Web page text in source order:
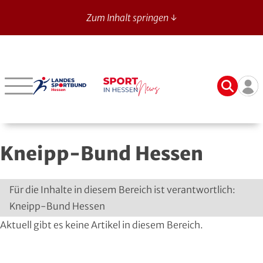
Zum Inhalt springen ↓
Sport in Hessen - News
Suche
Kneipp-Bund Hessen
Für die Inhalte in diesem Bereich ist verantwortlich:
Kneipp-Bund Hessen
Aktuell gibt es keine Artikel in diesem Bereich.
Bergstraße
Darmstadt-Dieburg
Frankfurt
Fulda-Hünfeld
Gießen
Verbände mit bes. Aufgaben
Aikido
American Football
Athletik
Badminton
Betriebssport-Verband
CVJM-Westbund
DJK
DLRG
DSLV
Aktuelle Ausgabe
Archiv
Registrierung